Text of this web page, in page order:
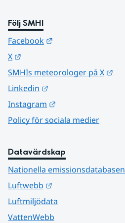
Följ SMHI
Facebook
X
SMHIs meteorologer på X
Linkedin
Instagram
Policy för sociala medier
Datavärdskap
Nationella emissionsdatabasen
Luftwebb
Luftmiljödata
VattenWebb